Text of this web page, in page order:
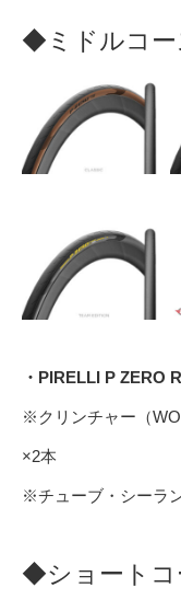
◆ミドルコー
・PIRELLI P ZERO
※クリンチャー（WO
×2本
※チューブ・シーラ
◆ショートコ